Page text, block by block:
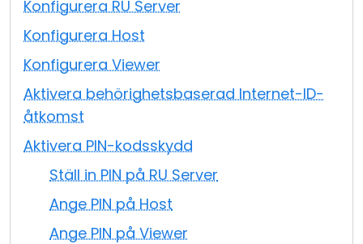
Konfigurera RU Server
Konfigurera Host
Konfigurera Viewer
Aktivera behörighetsbaserad Internet-ID-
åtkomst
Aktivera PIN-kodsskydd
Ställ in PIN på RU Server
Ange PIN på Host
Ange PIN på Viewer
Moln & Lokal installation